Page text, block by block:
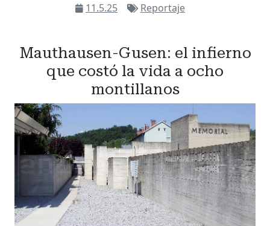
11.5.25
Reportaje
Mauthausen-Gusen: el infierno
que costó la vida a ocho
montillanos